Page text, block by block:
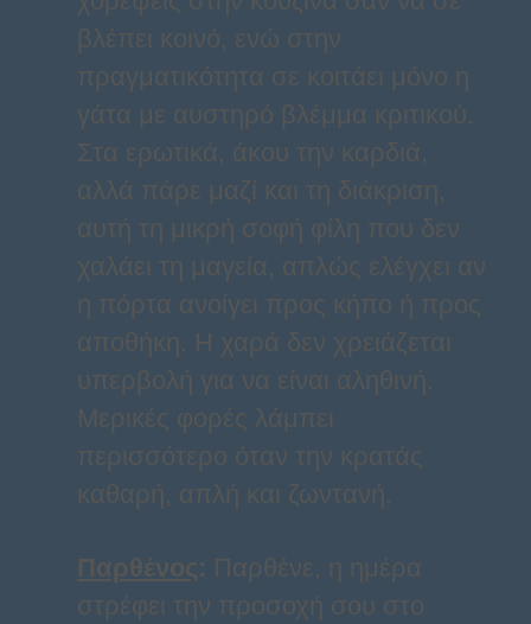
βλέπει κοινό, ενώ στην
πραγματικότητα σε κοιτάει μόνο η
γάτα με αυστηρό βλέμμα κριτικού.
Στα ερωτικά, άκου την καρδιά,
αλλά πάρε μαζί και τη διάκριση,
αυτή τη μικρή σοφή φίλη που δεν
χαλάει τη μαγεία, απλώς ελέγχει αν
η πόρτα ανοίγει προς κήπο ή προς
αποθήκη. Η χαρά δεν χρειάζεται
υπερβολή για να είναι αληθινή.
Μερικές φορές λάμπει
περισσότερο όταν την κρατάς
καθαρή, απλή και ζωντανή.
Παρθένος: Παρθένε, η ημέρα
στρέφει την προσοχή σου στο